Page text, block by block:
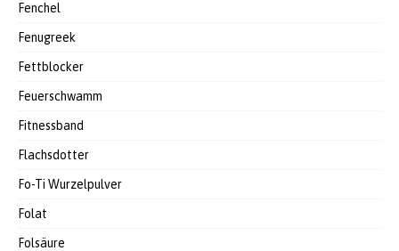
Fenchel
Fenugreek
Fettblocker
Feuerschwamm
Fitnessband
Flachsdotter
Fo-Ti Wurzelpulver
Folat
Folsäure